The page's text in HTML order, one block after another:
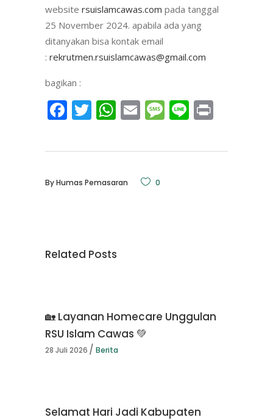
website rsuislamcawas.com pada tanggal
25 November 2024. apabila ada yang
ditanyakan bisa kontak email
: rekrutmen.rsuislamcawas@gmail.com
bagikan :
Facebook
Twitter
WhatsApp
EmailMessage
Line
ByHumas Pemasaran 0
Related Posts
🏡 Layanan Homecare Unggulan
RSU Islam Cawas 💚
28 Juli 2026 Berita
Selamat Hari Jadi Kabupaten